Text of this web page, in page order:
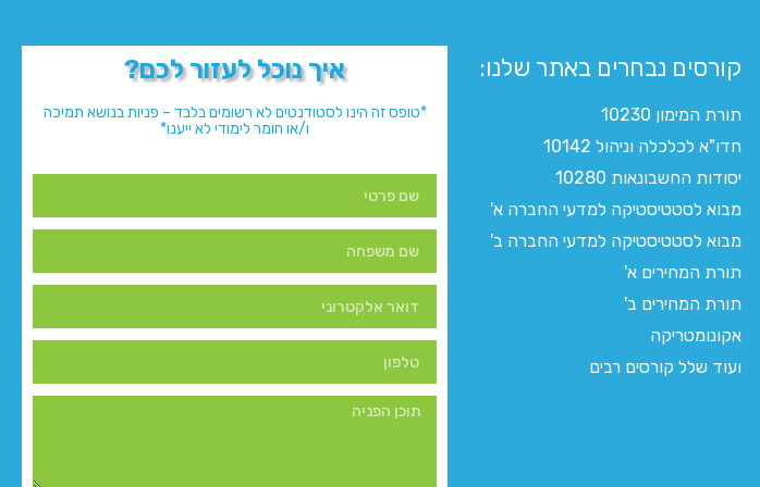
קורסים נבחרים באתר שלנו:​
תורת המימון 10230
חדו"א לכלכלה וניהול 10142
יסודות החשבונאות 10280
מבוא לסטטיסטיקה למדעי החברה א'
מבוא לסטטיסטיקה למדעי החברה ב'
תורת המחירים א'
תורת המחירים ב'
אקונומטריקה
ועוד שלל קורסים רבים
איך נוכל לעזור לכם?
*טופס זה הינו לסטודנטים לא רשומים בלבד – פניות בנושא תמיכה
ו/או חומר לימודי לא ייענו*